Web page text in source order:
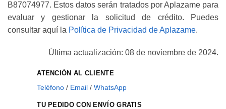
B87074977. Estos datos serán tratados por Aplazame para
evaluar y gestionar la solicitud de crédito. Puedes
consultar aquí la Política de Privacidad de Aplazame.
Última actualización: 08 de noviembre de 2024.
ATENCIÓN AL CLIENTE
Teléfono / Email /WhatsApp
TU PEDIDO CON ENVÍO GRATIS